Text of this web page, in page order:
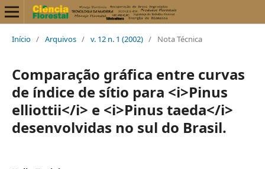
Início / Arquivos / v. 12 n. 1 (2002) / Nota Técnica
Comparação gráfica entre curvas
de índice de sítio para <i>Pinus
elliottii</i> e <i>Pinus taeda</i>
desenvolvidas no sul do Brasil.